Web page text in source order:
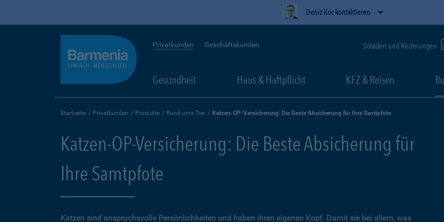
Deniz Koc kontaktieren
Privatkunden Geschäftskunden Schäden und Rechnungen
Gesundheit Haus & Haftpflicht KFZ & Reisen
Startseite Privatkunden Produkte Rund ums Tier Katzen-OP-Versicherung: Die Beste Absicherung für Ihre Samtpfote
Katzen-OP-Versicherung: Die Beste Absicherung für
Ihre Samtpfote
Katzen sind anspruchsvolle Persönlichkeiten und haben ihren eigenen Kopf. Damit sie bei allem, was